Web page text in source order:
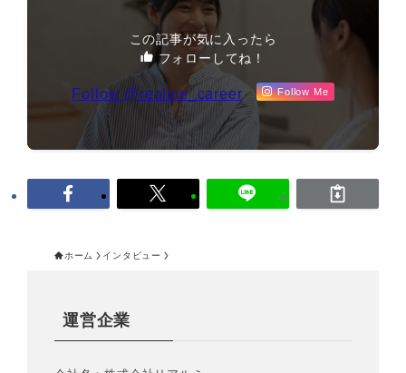
この記事が気に入ったら
フォローしてね！
Follow @realme_career Follow Me
ホーム インタビュー
運営企業